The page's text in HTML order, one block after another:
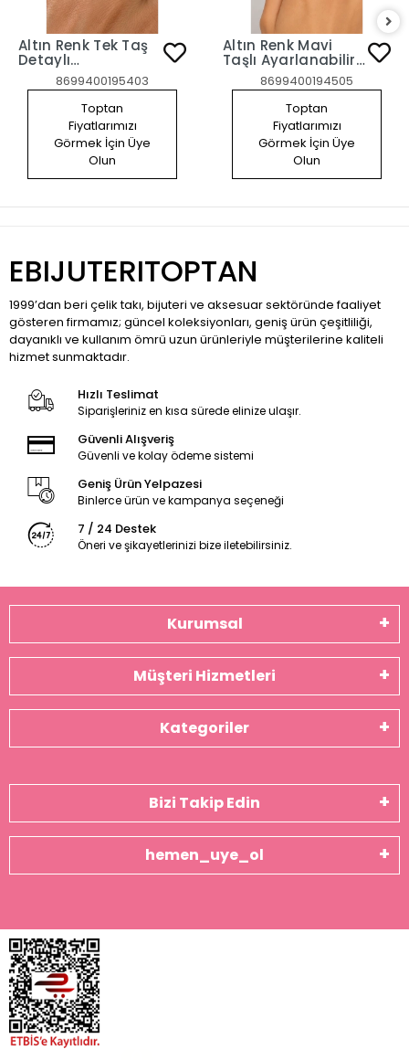
Altın Renk Tek Taş
Detaylı
Ayarlanabilir Yüzük
8699400195403
Toptan
Fiyatlarımızı
Görmek İçin Üye
Olun
Altın Renk Mavi
Taşlı Ayarlanabilir
Yüzük8699400194505
Toptan
Fiyatlarımızı
Görmek İçin Üye
Olun
EBIJUTERITOPTAN
1999’dan beri çelik takı, bijuteri ve aksesuar sektöründe faaliyet
gösteren firmamız; güncel koleksiyonları, geniş ürün çeşitliliği,
dayanıklı ve kullanım ömrü uzun ürünleriyle müşterilerine kaliteli
hizmet sunmaktadır.
Hızlı Teslimat
Siparişleriniz en kısa sürede elinize ulaşır.
Güvenli Alışveriş
Güvenli ve kolay ödeme sistemi
Geniş Ürün Yelpazesi
Binlerce ürün ve kampanya seçeneği
7 / 24 Destek
Öneri ve şikayetlerinizi bize iletebilirsiniz.
Kurumsal
Müşteri Hizmetleri
Kategoriler
Bizi Takip Edin
hemen_uye_ol